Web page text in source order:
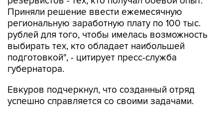
Приняли решение ввести ежемесячную
региональную заработную плату по 100 тыс.
рублей для того, чтобы имелась возможность
выбирать тех, кто обладает наибольшей
подготовкой", - цитирует пресс-служба
губернатора.
Евкуров подчеркнул, что созданный отряд
успешно справляется со своими задачами.